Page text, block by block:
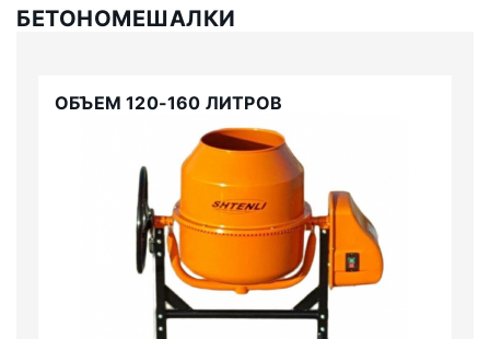
БЕТОНОМЕШАЛКИ
ОБЪЕМ 120-160 ЛИТРОВ